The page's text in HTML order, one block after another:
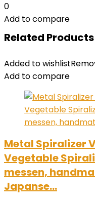
0
Add to compare
Related Products
Added to wishlist
Add to compare
Metal Spiralizer
Vegetable
messen,
Japanse…